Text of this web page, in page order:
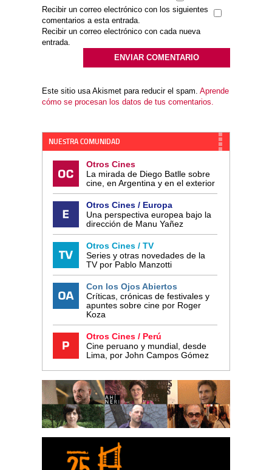
Recibir un correo electrónico con los siguientes
comentarios a esta entrada.
Recibir un correo electrónico con cada nueva
entrada.
Este sitio usa Akismet para reducir el spam. Aprende
cómo se procesan los datos de tus comentarios.
NUESTRA COMUNIDAD
Otros Cines
La mirada de Diego Batlle sobre
cine, en Argentina y en el exterior
Otros Cines / Europa
Una perspectiva europea bajo la
dirección de Manu Yañez
Otros Cines / TV
Series y otras novedades de la
TV por Pablo Manzotti
Con los Ojos Abiertos
Críticas, crónicas de festivales y
apuntes sobre cine por Roger
Koza
Otros Cines / Perú
Cine peruano y mundial, desde
Lima, por John Campos Gómez